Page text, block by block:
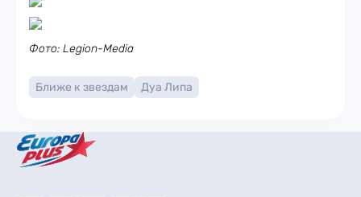
Фото: Legion-Media
Ближе к звездам Дуа Липа